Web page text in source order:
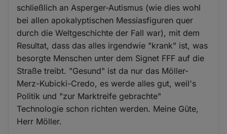
schließlich an Asperger-Autismus (wie dies wohl
bei allen apokalyptischen Messiasfiguren quer
durch die Weltgeschichte der Fall war), mit dem
Resultat, dass das alles irgendwie "krank" ist, was
besorgte Menschen unter dem Signet FFF auf die
Straße treibt. "Gesund" ist da nur das Möller-
Merz-Kubicki-Credo, es werde alles gut, weil's
Politik und "zur Marktreife gebrachte"
Technologie schon richten werden. Meine Güte,
Herr Möller.